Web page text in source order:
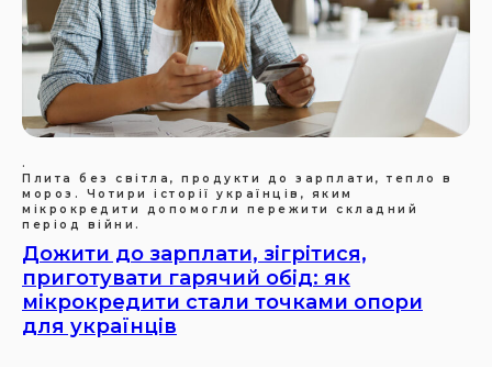
.
Плита без світла, продукти до зарплати, тепло в
мороз. Чотири історії українців, яким
мікрокредити допомогли пережити складний
період війни.
Дожити до зарплати, зігрітися,
приготувати гарячий обід: як
мікрокредити стали точками опори
для українців